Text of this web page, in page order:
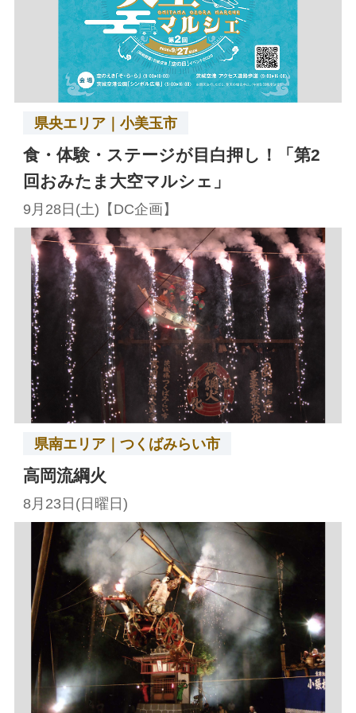
県央エリア｜小美玉市
食・体験・ステージが目白押し！「第2
回おみたま大空マルシェ」
9月28日(土)【DC企画】
県南エリア｜つくばみらい市
高岡流綱火
8月23日(日曜日)